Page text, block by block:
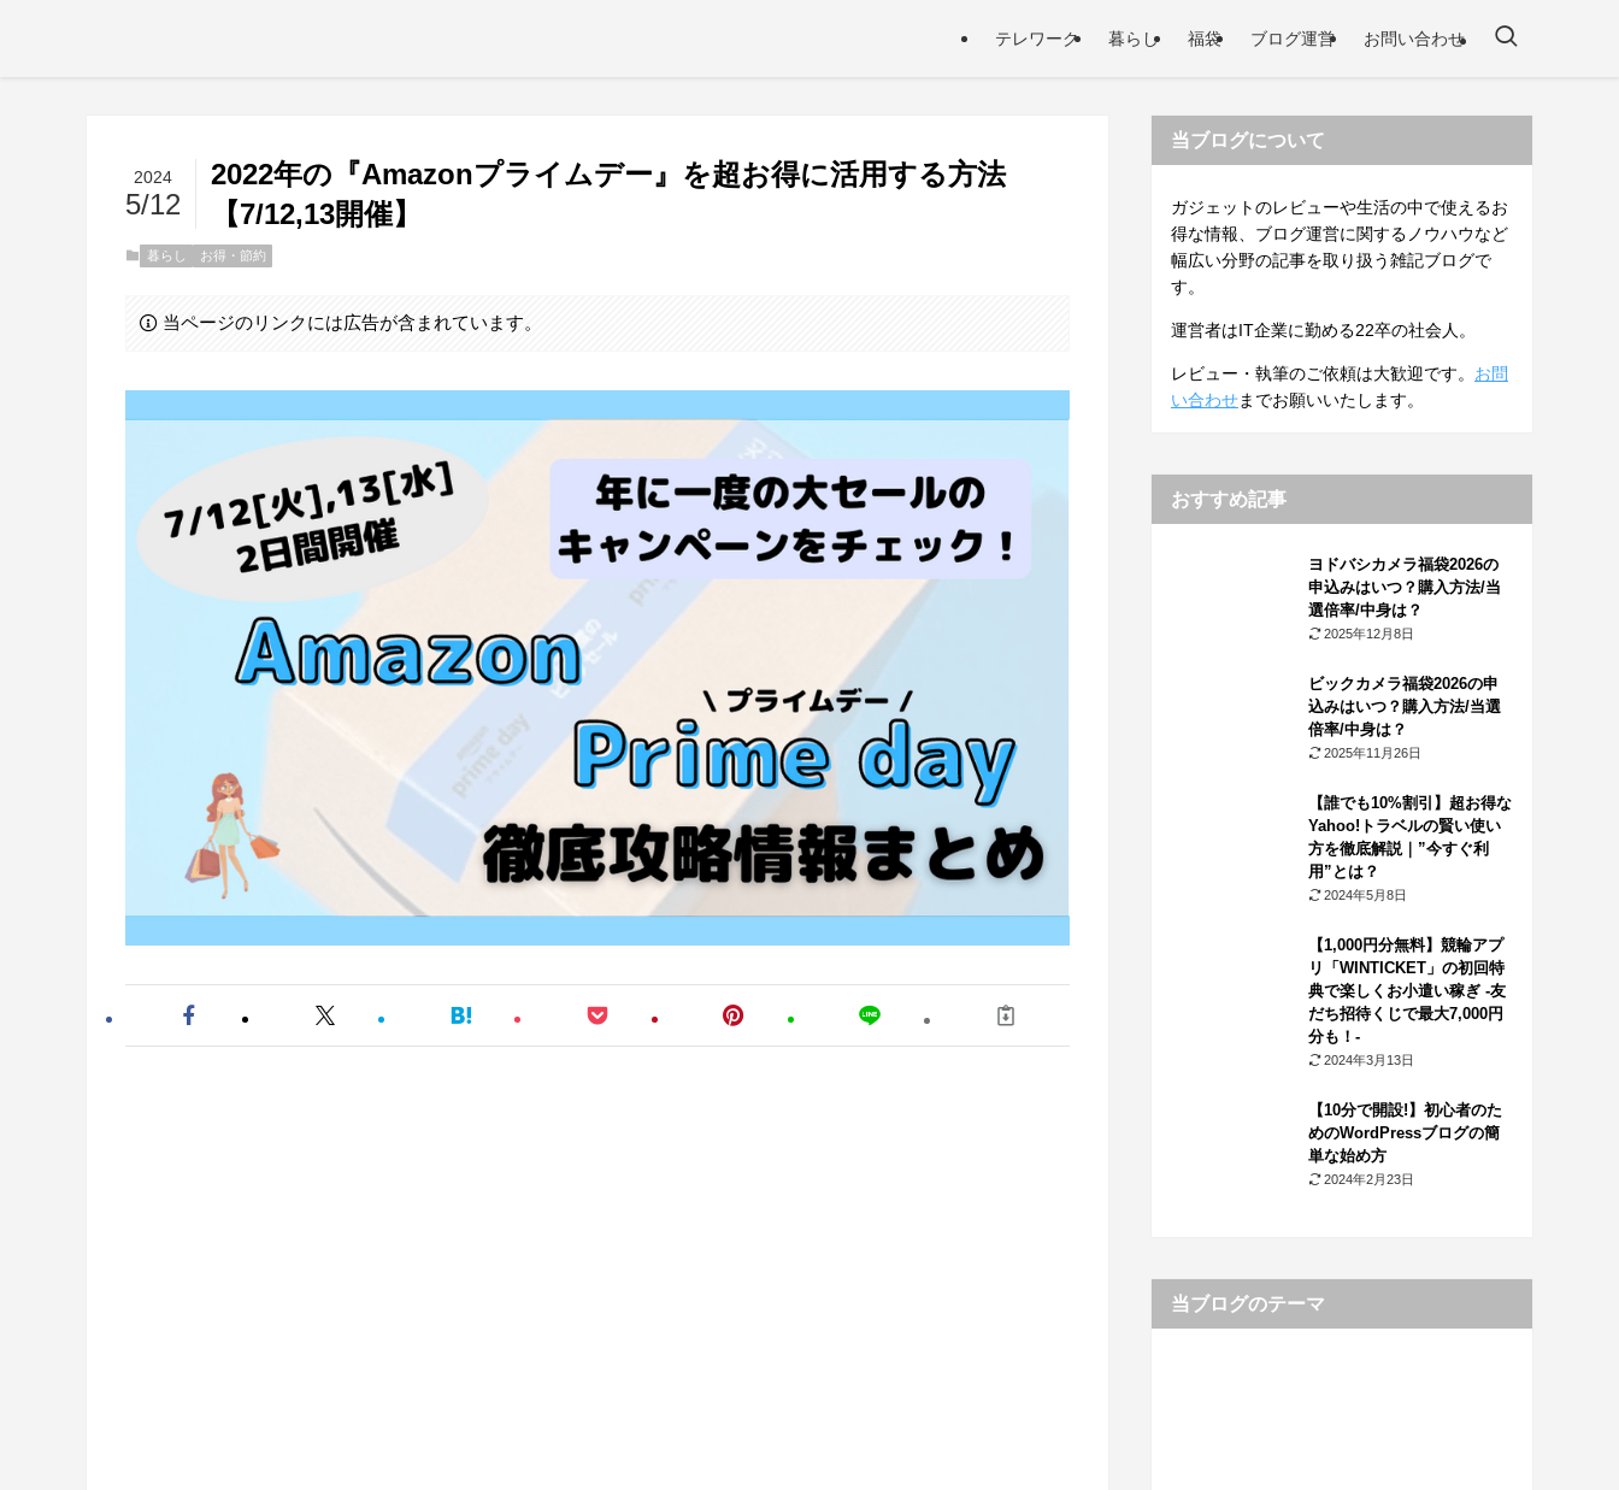
テレワーク 暮らし 福袋 ブログ運営 お問い合わせ
2022年の『Amazonプライムデー』を超お得に活用する方法
【7/12,13開催】
2024
5/12
暮らし お得・節約
当ページのリンクには広告が含まれています。
当ブログについて
ガジェットのレビューや生活の中で使えるお
得な情報、ブログ運営に関するノウハウなど
幅広い分野の記事を取り扱う雑記ブログで
す。
運営者はIT企業に勤める22卒の社会人。
レビュー・執筆のご依頼は大歓迎です。 お問
い合わせまでお願いいたします。
おすすめ記事
ヨドバシカメラ福袋2026の
申込みはいつ？購入方法/当
選倍率/中身は？
2025年12月8日
ビックカメラ福袋2026の申
込みはいつ？購入方法/当選
倍率/中身は？
2025年11月26日
【誰でも10%割引】超お得な
Yahoo!トラベルの賢い使い
方を徹底解説｜”今すぐ利
用”とは？
2024年5月8日
【1,000円分無料】競輪アプ
リ「WINTICKET」の初回特
典で楽しくお小遣い稼ぎ -友
だち招待くじで最大7,000円
分も！-
2024年3月13日
【10分で開設!】初心者のた
めのWordPressブログの簡
単な始め方
2024年2月23日
当ブログのテーマ